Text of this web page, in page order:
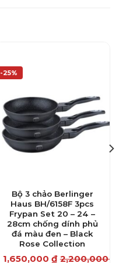
-25%
Bộ 3 chảo Berlinger
Haus BH/6158F 3pcs
Frypan Set 20 – 24 –
28cm chống dính phủ
đá màu đen – Black
Rose Collection
1,650,000 ₫ 2,200,000